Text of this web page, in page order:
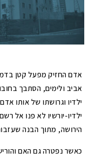
אביב ולימים, הסתבך
ילדיו וגרושתו של אותו
ילדיו-יורשיו לא פנו אל
הירושה, מתוך הבנה
כאשר נפטרה גם האם